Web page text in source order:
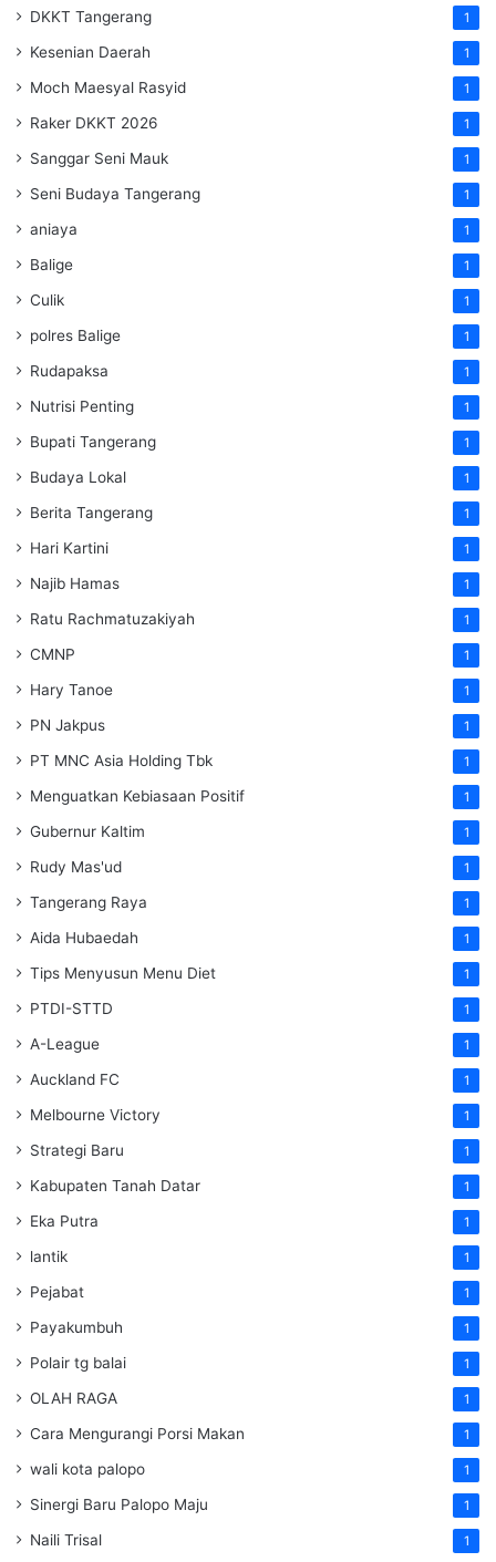
DKKT Tangerang 1
Kesenian Daerah 1
Moch Maesyal Rasyid 1
Raker DKKT 2026 1
Sanggar Seni Mauk 1
Seni Budaya Tangerang 1
aniaya 1
Balige 1
Culik 1
polres Balige 1
Rudapaksa 1
Nutrisi Penting 1
Bupati Tangerang 1
Budaya Lokal 1
Berita Tangerang 1
Hari Kartini 1
Najib Hamas 1
Ratu Rachmatuzakiyah 1
CMNP 1
Hary Tanoe 1
PN Jakpus 1
PT MNC Asia Holding Tbk 1
Menguatkan Kebiasaan Positif 1
Gubernur Kaltim 1
Rudy Mas'ud 1
Tangerang Raya 1
Aida Hubaedah 1
Tips Menyusun Menu Diet 1
PTDI-STTD 1
A-League 1
Auckland FC 1
Melbourne Victory 1
Strategi Baru 1
Kabupaten Tanah Datar 1
Eka Putra 1
lantik 1
Pejabat 1
Payakumbuh 1
Polair tg balai 1
OLAH RAGA 1
Cara Mengurangi Porsi Makan 1
wali kota palopo 1
Sinergi Baru Palopo Maju 1
Naili Trisal 1